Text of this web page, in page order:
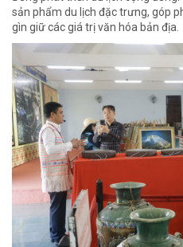
sản phẩm du lịch đặc trưng, góp
gìn giữ các giá trị văn hóa bản địa.